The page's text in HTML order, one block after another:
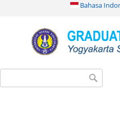
Bahasa
Search form